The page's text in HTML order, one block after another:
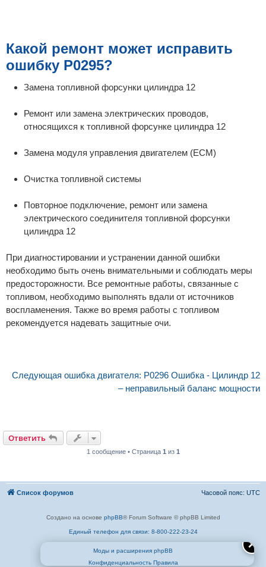
✕
Какой ремонт может исправить
ошибку P0295?
Замена топливной форсунки цилиндра 12
Ремонт или замена электрических проводов,
относящихся к топливной форсунке цилиндра 12
Замена модуля управления двигателем (ECM)
Очистка топливной системы
Повторное подключение, ремонт или замена
электрического соединителя топливной форсунки
цилиндра 12
При диагностировании и устранении данной ошибки
необходимо быть очень внимательными и соблюдать меры
предосторожности. Все ремонтные работы, связанные с
топливом, необходимо выполнять вдали от источников
воспламенения. Также во время работы с топливом
рекомендуется надевать защитные очи.
Следующая ошибка двигателя: P0296 Ошибка - Цилиндр 12
– неправильный баланс мощности
Ответить
1 сообщение • Страница 1 из 1
Список форумов Часовой пояс: UTC
Создано на основе phpBB® Forum Software © phpBB Limited
Единый телефон для связи: 8-800-222-23-24
Моды и расширения phpBB
Конфиденциальность Правила